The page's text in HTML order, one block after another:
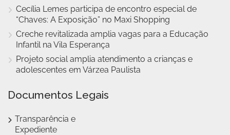
Cecília Lemes participa de encontro especial de
“Chaves: A Exposição” no Maxi Shopping
Creche revitalizada amplia vagas para a Educação
Infantil na Vila Esperança
Projeto social amplia atendimento a crianças e
adolescentes em Várzea Paulista
Documentos Legais
Transparência e
Expediente